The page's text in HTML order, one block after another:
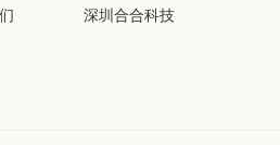
深圳合合科技